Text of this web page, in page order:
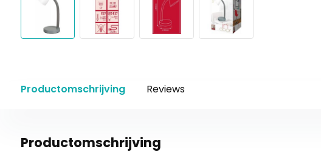
Productomschrijving Reviews
Productomschrijving